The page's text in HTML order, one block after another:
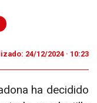
24/12/2024 · 10:23
ha decidido